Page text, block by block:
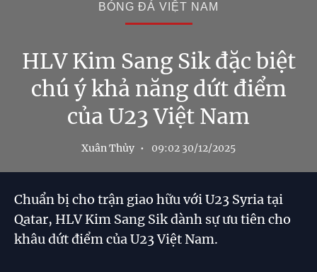
BÓNG ĐÁ VIỆT NAM
HLV Kim Sang Sik đặc biệt
chú ý khả năng dứt điểm
của U23 Việt Nam
Xuân Thủy 09:02 30/12/2025
Chuẩn bị cho trận giao hữu với U23 Syria tại
Qatar, HLV Kim Sang Sik dành sự ưu tiên cho
khâu dứt điểm của U23 Việt Nam.